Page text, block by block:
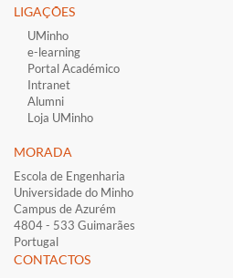
LIGAÇÕES​
UMinho
e-learning
Portal Académico
Intranet
Alumni
Loja UMinho
MORADA
Escola de Engenharia
Universidade do Minho
Campus de Azurém
4804 - 533 Guimarães
Portugal
CONTACTOS